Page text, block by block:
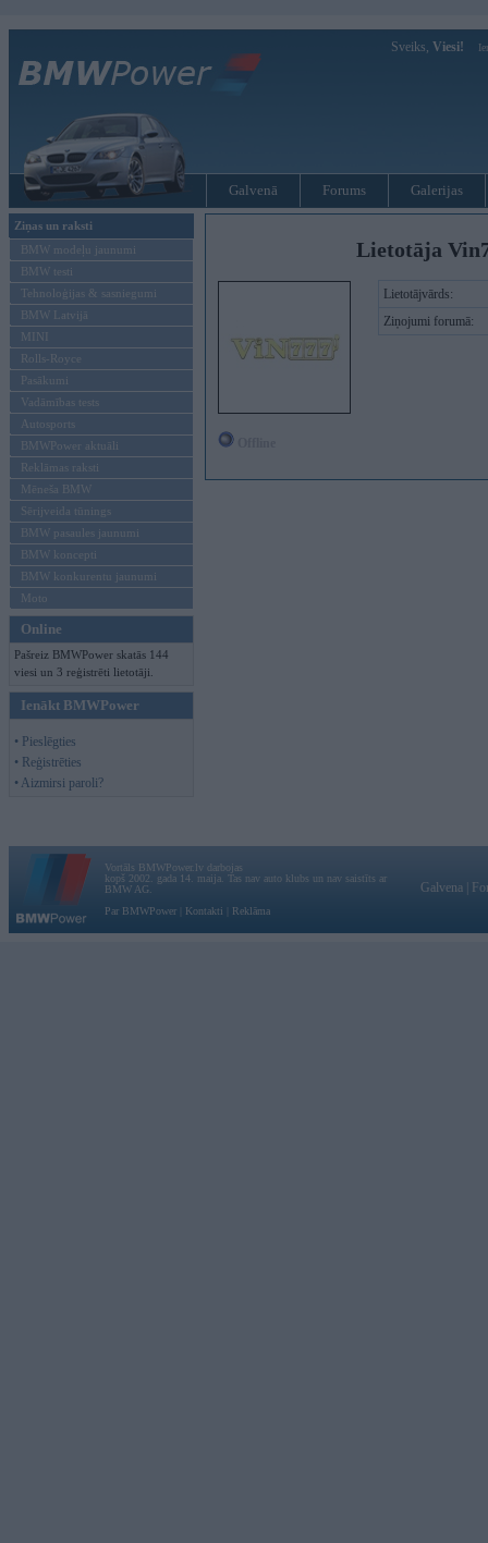
Sveiks, Viesi!
Galvenā Forums Galerijas
Ziņas un raksti
BMW modeļu jaunumi
BMW testi
Tehnoloģijas & sasniegumi
BMW Latvijā
MINI
Rolls-Royce
Pasākumi
Vadāmības tests
Autosports
BMWPower aktuāli
Reklāmas raksti
Mēneša BMW
Sērijveida tūnings
BMW pasaules jaunumi
BMW koncepti
BMW konkurentu jaunumi
Moto
Online
Pašreiz BMWPower skatās 144
viesi un 3 reģistrēti lietotāji.
Ienākt BMWPower
• Pieslēgties
• Reģistrēties
• Aizmirsi paroli?
Lietotāja
Lietotājvārds:
Ziņojumi forumā:
Vortāls BMWPower.lv darbojas
kopš 2002. gada 14. maija. Tas nav auto klubs un nav saistīts ar
BMW AG.
Par BMWPower
Kontakti Reklāma
Galvena